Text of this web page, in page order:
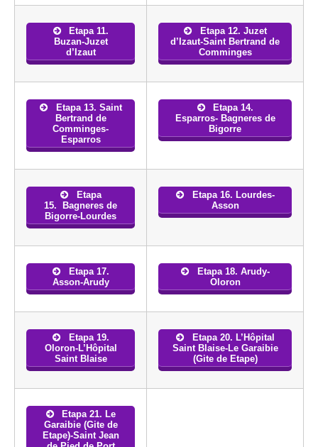
Etapa 11.
Buzan-Juzet
d’Izaut
Etapa 12. Juzet
d’Izaut-Saint Bertrand de
Comminges
Etapa 13. Saint
Bertrand de
Comminges-
Esparros
Etapa 14.
Esparros- Bagneres de
Bigorre
Etapa
15. Bagneres de
Bigorre-Lourdes
Etapa 16. Lourdes-
Asson
Etapa 17.
Asson-Arudy
Etapa 18. Arudy-
Oloron
Etapa 19.
Oloron-L’Hôpital
Saint Blaise
Etapa 20. L’Hôpital
Saint Blaise-Le Garaibie
(Gite de Etape)
Etapa 21. Le
Garaibie (Gite de
Etape)-Saint Jean